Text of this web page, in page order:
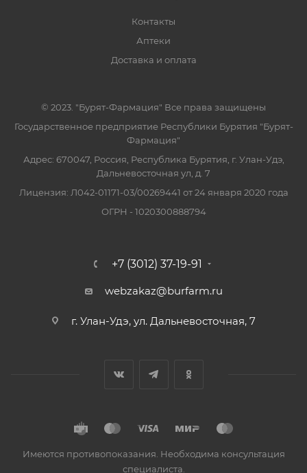
Контакты
Аптеки
Доставка и оплата
© 2023. "Бурят-Фармация" Все права защищены
Государственное предприятие Республики Бурятия "Бурят-
Фармация"
Адрес: 670047, Россия, Республика Бурятия, г. Улан-Удэ,
Дальневосточная ул, д. 7
Лицензия: Л042-01171-03/00269441 от 24 января 2020 года
ОГРН - 1020300888794
+7 (3012) 37-19-91
webzakaz@burfarm.ru
г. Улан-Удэ, ул. Дальневосточная, 7
Имеются противопоказания. Необходима консультация
специалиста.